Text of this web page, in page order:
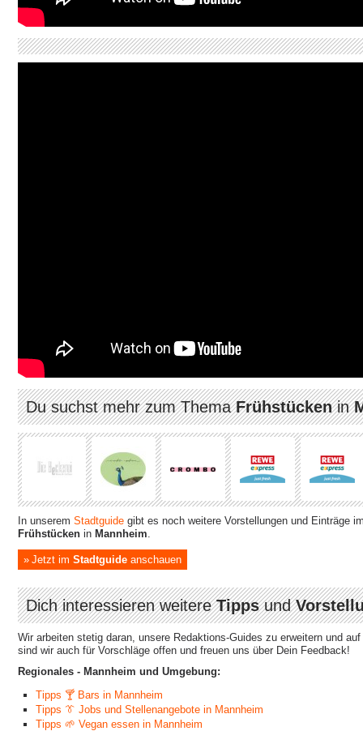
Du suchst mehr zum ThemaFrühstückenin
In unserem Stadtguide gibt es noch weitere Vorstellungen und Einträge
Frühstücken in Mannheim
Jetzt im Stadtguide anschauen
Dich interessieren weitereTippsund
Wir arbeiten stetig daran, unsere Redaktions-Guides zu erweitern und
sind wir auch für Vorschläge offen und freuen uns über Dein Feedback!
Regionales - Mannheim und Umgebung:
Tipps 🍸 Bars in Mannheim
Tipps 👔 Jobs und Stellenangebote in Mannheim
Tipps 🌱 Vegan essen in Mannheim